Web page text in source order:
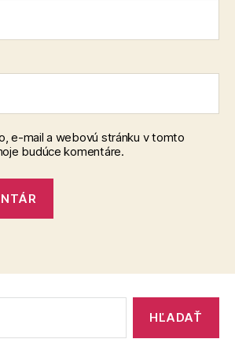
e-mail a webovú stránku v tomto
budúce komentáre.